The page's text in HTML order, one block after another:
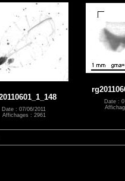
Date : 07/06/2011
Affichages : 2961
Date :